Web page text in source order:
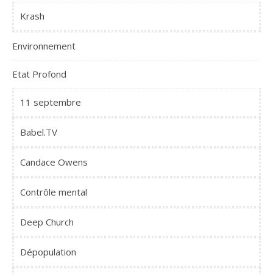
Krash
Environnement
Etat Profond
11 septembre
Babel.TV
Candace Owens
Contrôle mental
Deep Church
Dépopulation